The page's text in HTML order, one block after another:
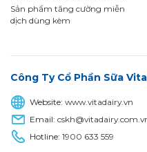
Sản phẩm tăng cường miễn
dịch dùng kèm
Công Ty Cổ Phần Sữa
Website:www.vitadairy.vn
Email:
Hotline:1900 633 559